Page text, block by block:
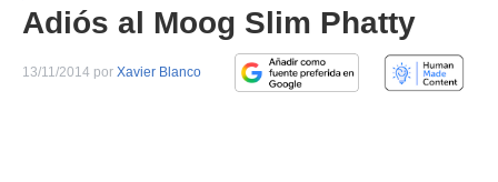
Adiós al Moog Slim Phatty
13/11/2014 por Xavier Blanco